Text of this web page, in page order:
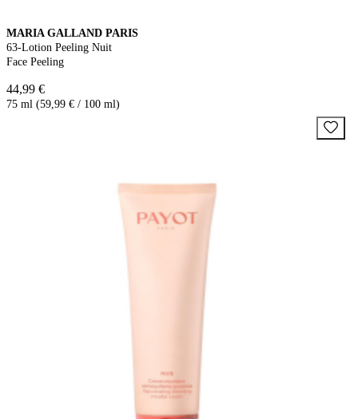
MARIA GALLAND PARIS
63-Lotion Peeling Nuit
Face Peeling
44,99 €
75 ml (59,99 € / 100 ml)